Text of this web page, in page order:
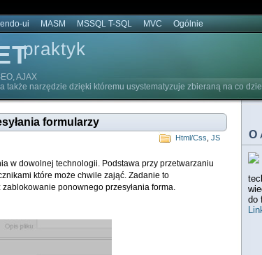
ui MASM MSSQL T-SQL MVC Ogólnie
praktyk
AJAX
także narzędzie dzięki któremu usystematyzuje zbieraną na co
formularzy
Html/Css JS
w dowolnej technologii. Podstawa przy przetwarzaniu
które może chwile zająć. Zadanie to
ponownego przesyłania forma.
O
do